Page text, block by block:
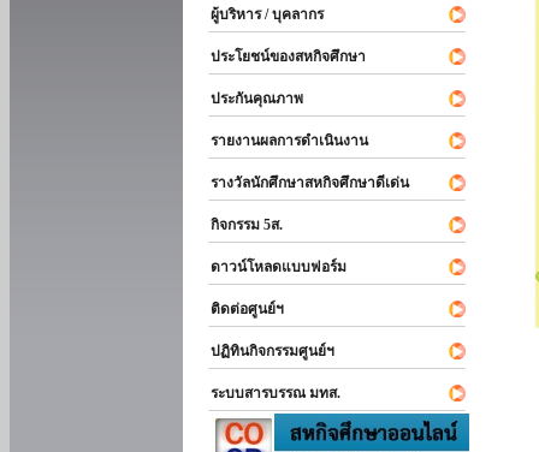
ผู้บริหาร / บุคลากร
ประโยชน์ของสหกิจศึกษา
ประกันคุณภาพ
รายงานผลการดำเนินงาน
รางวัลนักศึกษาสหกิจศึกษาดีเด่น
กิจกรรม 5ส.
ดาวน์โหลดแบบฟอร์ม
ติดต่อศูนย์ฯ
ปฏิทินกิจกรรมศูนย์ฯ
ระบบสารบรรณ มทส.